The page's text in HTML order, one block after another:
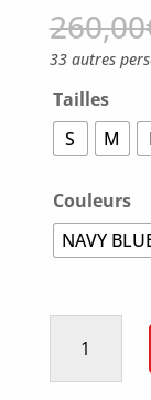
260,00
33 autres
Tailles
S
M
Couleurs
NAVY
quantité
STORM